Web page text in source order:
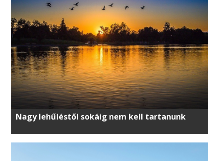
Nagy lehűléstől sokáig nem kell tartanunk